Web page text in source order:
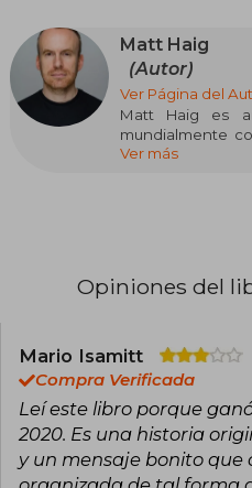
Matt Haig
(Autor)
Ver Página del
Matt Haig es
mundialmente
seguir viviendo"
millones de
gran pantalla de
"el chico que salvó
Ver más
Opiniones del
Mario Isamitt
Compra Verificada
Leí este libro porque
2020. Es una historia
y un mensaje bonito que